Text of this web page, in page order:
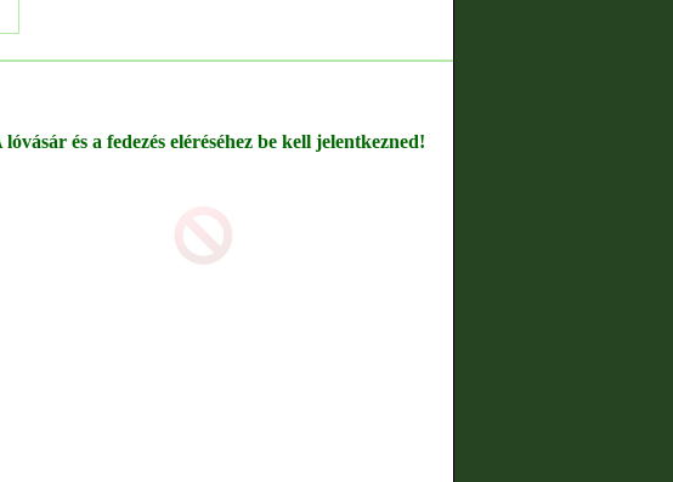
lóvásár és a fedezés eléréséhez be kell jelentkezned!